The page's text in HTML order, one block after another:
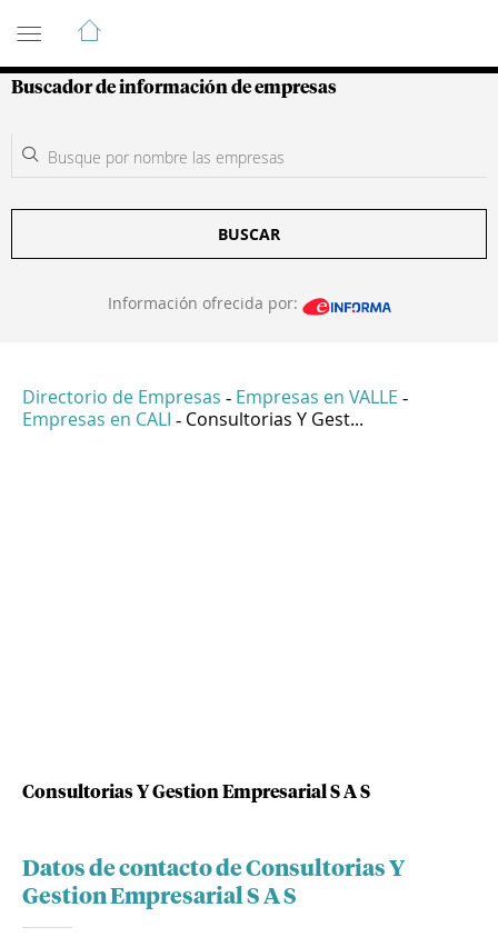
Guía de Empresas Colombianas
Buscador de información de empresas
BUSCAR
Información ofrecida por:
Directorio de Empresas - Empresas en VALLE -
Empresas en CALI - Consultorias Y Gest...
Consultorias Y Gestion Empresarial S A S
Datos de contacto de Consultorias Y
Gestion Empresarial S A S